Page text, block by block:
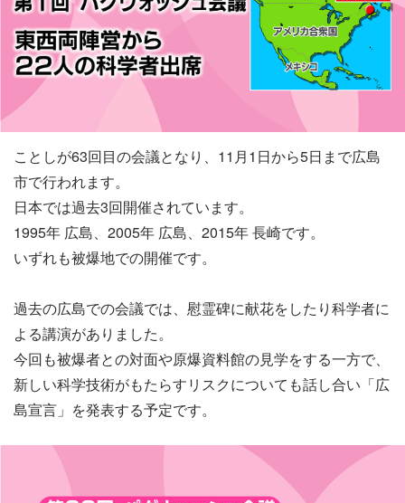
ことしが63回目の会議となり、11月1日から5日まで広島
市で行われます。
日本では過去3回開催されています。
1995年 広島、2005年 広島、2015年 長崎です。
いずれも被爆地での開催です。
過去の広島での会議では、慰霊碑に献花をしたり科学者に
よる講演がありました。
今回も被爆者との対面や原爆資料館の見学をする一方で、
新しい科学技術がもたらすリスクについても話し合い「広
島宣言」を発表する予定です。